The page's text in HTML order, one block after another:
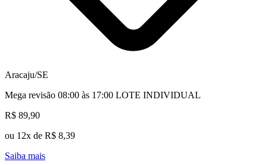
Aracaju/SE
Mega revisão 08:00 às 17:00 LOTE INDIVIDUAL
R$ 89,90
ou 12x de R$ 8,39
Saiba mais